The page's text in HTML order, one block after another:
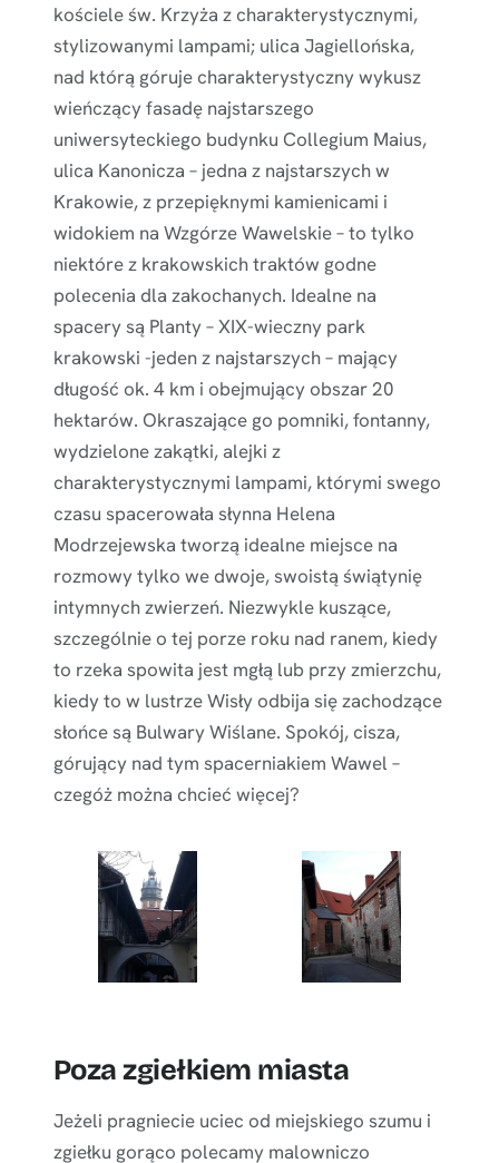
kościele św. Krzyża z charakterystycznymi,
stylizowanymi lampami; ulica Jagiellońska,
nad którą góruje charakterystyczny wykusz
wieńczący fasadę najstarszego
uniwersyteckiego budynku Collegium Maius,
ulica Kanonicza – jedna z najstarszych w
Krakowie, z przepięknymi kamienicami i
widokiem na Wzgórze Wawelskie – to tylko
niektóre z krakowskich traktów godne
polecenia dla zakochanych. Idealne na
spacery są Planty – XIX-wieczny park
krakowski -jeden z najstarszych – mający
długość ok. 4 km i obejmujący obszar 20
hektarów. Okraszające go pomniki, fontanny,
wydzielone zakątki, alejki z
charakterystycznymi lampami, którymi swego
czasu spacerowała słynna Helena
Modrzejewska tworzą idealne miejsce na
rozmowy tylko we dwoje, swoistą świątynię
intymnych zwierzeń. Niezwykle kuszące,
szczególnie o tej porze roku nad ranem, kiedy
to rzeka spowita jest mgłą lub przy zmierzchu,
kiedy to w lustrze Wisły odbija się zachodzące
słońce są Bulwary Wiślane. Spokój, cisza,
górujący nad tym spacerniakiem Wawel –
czegóż można chcieć więcej?
Poza zgiełkiem miasta
Jeżeli pragniecie uciec od miejskiego szumu i
zgiełku gorąco polecamy malowniczo